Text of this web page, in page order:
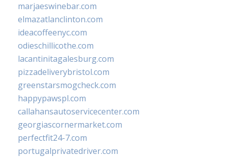
marjaeswinebar.com
elmazatlanclinton.com
ideacoffeenyc.com
odieschillicothe.com
lacantinitagalesburg.com
pizzadeliverybristol.com
greenstarsmogcheck.com
happypawspl.com
callahansautoservicecenter.com
georgiascornermarket.com
perfectfit24-7.com
portugalprivatedriver.com